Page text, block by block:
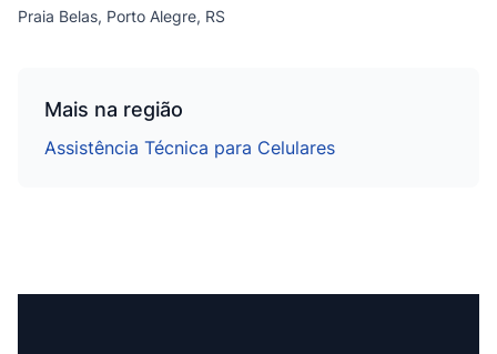
Praia Belas, Porto Alegre, RS
Mais na região
Assistência Técnica para Celulares